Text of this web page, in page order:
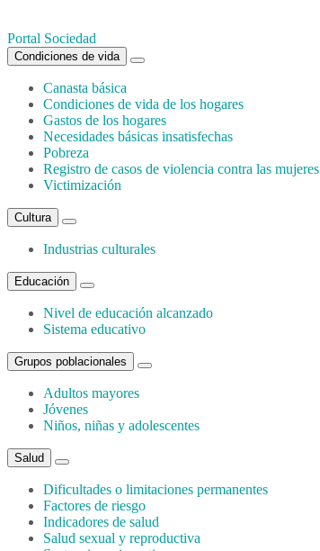
Portal Sociedad
Condiciones de vida
Canasta básica
Condiciones de vida de los hogares
Gastos de los hogares
Necesidades básicas insatisfechas
Pobreza
Registro de casos de violencia contra las mujeres
Victimización
Cultura
Industrias culturales
Educación
Nivel de educación alcanzado
Sistema educativo
Grupos poblacionales
Adultos mayores
Jóvenes
Niños, niñas y adolescentes
Salud
Dificultades o limitaciones permanentes
Factores de riesgo
Indicadores de salud
Salud sexual y reproductiva